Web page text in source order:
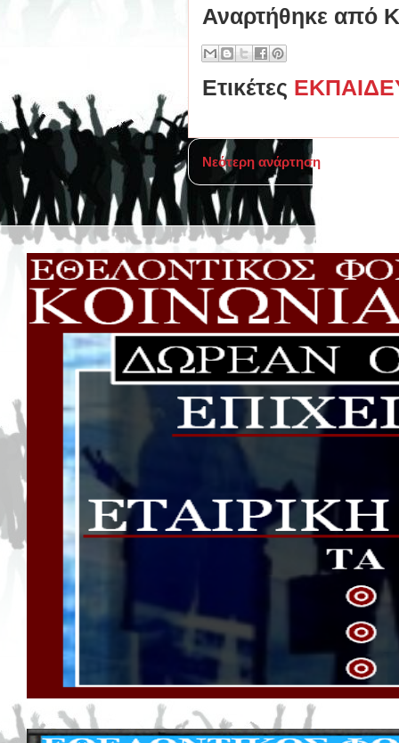
Αναρτήθηκε από
Ετικέτες
Νεότερη ανάρτηση